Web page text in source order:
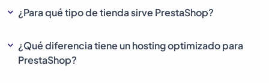
¿Para qué tipo de tienda sirve PrestaShop?
¿Qué diferencia tiene un hosting optimizado para
PrestaShop?